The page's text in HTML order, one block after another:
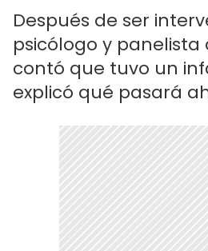
Después de ser
psicólogo y panelista
contó que tuvo un
explicó qué pasará